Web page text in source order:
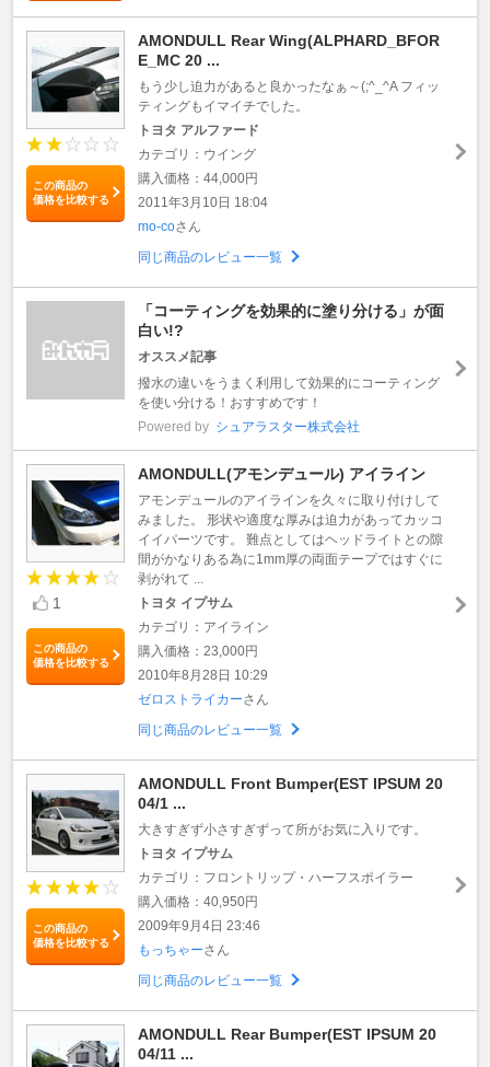
この商品の
価格を比較する
AMONDULL Rear Wing(ALPHARD_BFOR
E_MC 20 ...
もう少し迫力があると良かったなぁ～(;^_^A フィッ
ティングもイマイチでした。
トヨタ アルファード
カテゴリ：ウイング
購入価格：44,000円
2011年3月10日 18:04
mo-coさん
同じ商品のレビュー一覧
「コーティングを効果的に塗り分ける」が面
白い!?
オススメ記事
撥水の違いをうまく利用して効果的にコーティング
を使い分ける！おすすめです！
Powered by シュアラスター株式会社
1
この商品の
価格を比較する
AMONDULL(アモンデュール) アイライン
アモンデュールのアイラインを久々に取り付けして
みました。 形状や適度な厚みは迫力があってカッコ
イイパーツです。 難点としてはヘッドライトとの隙
間がかなりある為に1mm厚の両面テープではすぐに
剥がれて ...
トヨタ イプサム
カテゴリ：アイライン
購入価格：23,000円
2010年8月28日 10:29
ゼロストライカーさん
同じ商品のレビュー一覧
この商品の
価格を比較する
AMONDULL Front Bumper(EST IPSUM 20
04/1 ...
大きすぎず小さすぎずって所がお気に入りです。
トヨタ イプサム
カテゴリ：フロントリップ・ハーフスポイラー
購入価格：40,950円
2009年9月4日 23:46
もっちゃーさん
同じ商品のレビュー一覧
AMONDULL Rear Bumper(EST IPSUM 20
04/11 ...